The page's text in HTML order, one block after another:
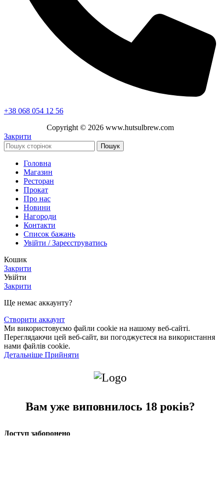
+38 068 054 12 56
Copyright © 2026www.hutsulbrew.com
Закрити
Пошук
Головна
Магазин
Ресторан
Прокат
Про нас
Новини
Нагороди
Контакти
Список бажань
Увійти / Зареєструватись
Кошик
Закрити
Увійти
Закрити
Ще немає аккаунту?
Створити аккаунт
Ми використовуємо файли cookie на нашому веб-сайті.
Переглядаючи цей веб-сайт, ви погоджуєтеся на використання
нами файлів cookie.
Детальніше Детальніше
Прийняти
Вам уже виповнилось 18 років?
Доступ заборонено